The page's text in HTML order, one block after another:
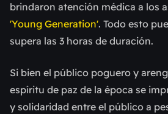
brindaron atención médica a los
'Young Generation'. Todo esto
supera las 3 horas de duración.
Si bien el público poguero y
espíritu de paz de la época se
y solidaridad entre el público a